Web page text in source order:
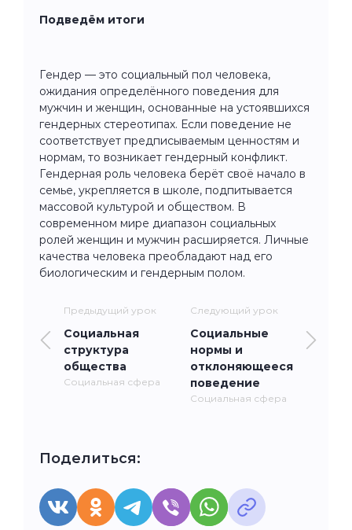
Подведём итоги
Гендер — это социальный пол человека,
ожидания определённого поведения для
мужчин и женщин, основанные на устоявшихся
гендерных стереотипах. Если поведение не
соответствует предписываемым ценностям и
нормам, то возникает гендерный конфликт.
Гендерная роль человека берёт своё начало в
семье, укрепляется в школе, подпитывается
массовой культурой и обществом. В
современном мире диапазон социальных
ролей женщин и мужчин расширяется. Личные
качества человека преобладают над его
биологическим и гендерным полом.
Предыдущий урок
Социальная
структура
общества
Социальная сфера
Следующий урок
Социальные
нормы и
отклоняющееся
поведение
Социальная сфера
Поделиться: